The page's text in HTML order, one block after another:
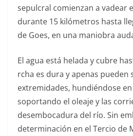
sepulcral comienzan a vadear
durante 15 kilómetros hasta
de Goes, en una maniobra
El agua está helada y cubre
rcha es dura y apenas pueden
extremidades, hundiéndose
soportando el oleaje y las
desembocadura del río. Sin
determinación en el Tercio de